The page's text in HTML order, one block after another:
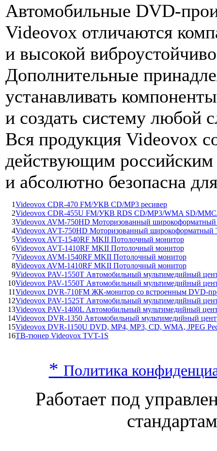
Автомобильные DVD-
Videovox отличаются
и высокой
Дополнительные
устанавливать
и создать систему любой
Вся продукция Videovox
действующим российским
и абсолютно безопасна
1Videovox CDR-470 FM/УКВ CD/MP3 ресивер
2Videovox CDR-455U FM/УКВ RDS CD/MP3/WMA SD/
3Videovox AVM-750HD Моторизованный
4Videovox AVT-750HD Моторизованный
5Videovox AVT-1540RF MKII Потолочный монитор
6Videovox AVT-1410RF MKII Потолочный монитор
7Videovox AVM-1540RF MKII Потолочный монитор
8Videovox AVM-1410RF MKII Потолочный монитор
9Videovox PAV-1550T Автомобильный мультимедийный
10Videovox PAV-1550T Автомобильный мультимедийный
11Videovox DVR-710FM ЖК-монитор со встроенным DVD-
12Videovox PAV-1525T Автомобильный мультимедийный
13Videovox PAV-1400L Автомобильный мультимедийный
14Videovox DVR-1350 Автомобильный мультимедийный
15Videovox DVR-1150U DVD, MP4, MP3, CD, WMA, JPEG
16ТВ-тюнер Videovox TVT-1S
* Политика
Работает под